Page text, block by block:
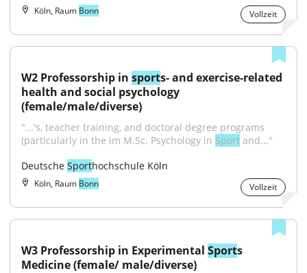
Köln, Raum Bonn Vollzeit
W2 Professorship in sports- and exercise-related
health and social psychology
(female/male/diverse)
"...'s, teacher training, and doctoral degree programs
(particularly in the im M.Sc. Psychology in Sport and..."
Deutsche Sporthochschule Köln
Köln, Raum Bonn Vollzeit
W3 Professorship in Experimental Sports
Medicine (female/ male/diverse)